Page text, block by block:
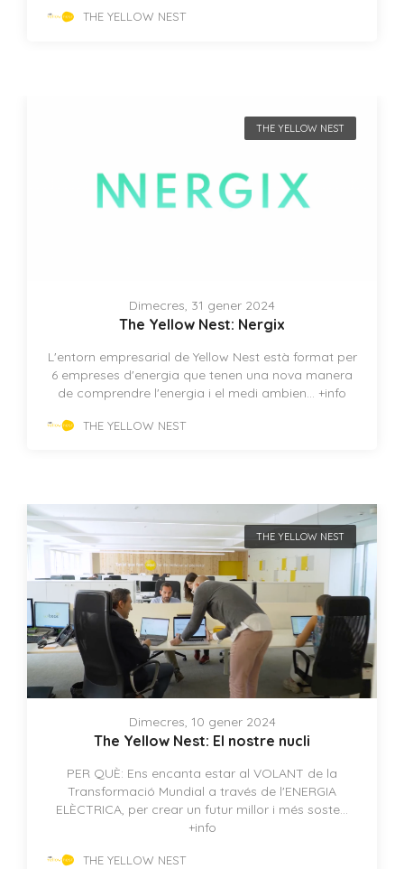
THE YELLOW NEST
THE YELLOW NEST
Dimecres, 31 gener 2024
The Yellow Nest: Nergix
L'entorn empresarial de Yellow Nest està format per
6 empreses d'energia que tenen una nova manera
de comprendre l'energia i el medi ambien... +info
THE YELLOW NEST
THE YELLOW NEST
Dimecres, 10 gener 2024
The Yellow Nest: El nostre nucli
PER QUÈ: Ens encanta estar al VOLANT de la
Transformació Mundial a través de l'ENERGIA
ELÈCTRICA, per crear un futur millor i més soste...
+info
THE YELLOW NEST